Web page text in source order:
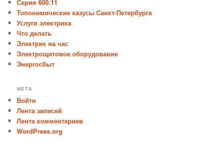
Серия 600.11
Топонимические казусы Санкт-Петербурга
Услуги электрика
Что делать
Электрик на час
Электрощитовое оборудование
Энергосбыт
МЕТА
Войти
Лента записей
Лента комментариев
WordPress.org